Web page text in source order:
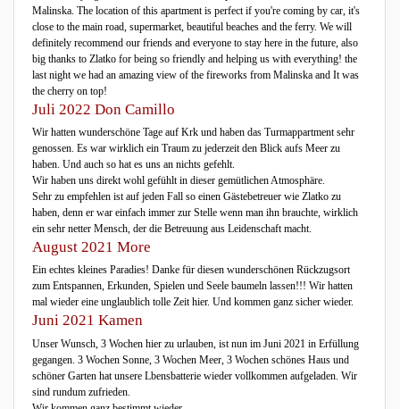
Malinska. The location of this apartment is perfect if you're coming by car, it's
close to the main road, supermarket, beautiful beaches and the ferry. We will
definitely recommend our friends and everyone to stay here in the future, also
big thanks to Zlatko for being so friendly and helping us with everything! the
last night we had an amazing view of the fireworks from Malinska and It was
the cherry on top!
Juli 2022 Don Camillo
Wir hatten wunderschöne Tage auf Krk und haben das Turmappartment sehr
genossen. Es war wirklich ein Traum zu jederzeit den Blick aufs Meer zu
haben. Und auch so hat es uns an nichts gefehlt.
Wir haben uns direkt wohl gefühlt in dieser gemütlichen Atmosphäre.
Sehr zu empfehlen ist auf jeden Fall so einen Gästebetreuer wie Zlatko zu
haben, denn er war einfach immer zur Stelle wenn man ihn brauchte, wirklich
ein sehr netter Mensch, der die Betreuung aus Leidenschaft macht.
August 2021 More
Ein echtes kleines Paradies! Danke für diesen wunderschönen Rückzugsort
zum Entspannen, Erkunden, Spielen und Seele baumeln lassen!!! Wir hatten
mal wieder eine unglaublich tolle Zeit hier. Und kommen ganz sicher wieder.
Juni 2021 Kamen
Unser Wunsch, 3 Wochen hier zu urlauben, ist nun im Juni 2021 in Erfüllung
gegangen. 3 Wochen Sonne, 3 Wochen Meer, 3 Wochen schönes Haus und
schöner Garten hat unsere Lbensbatterie wieder vollkommen aufgeladen. Wir
sind rundum zufrieden.